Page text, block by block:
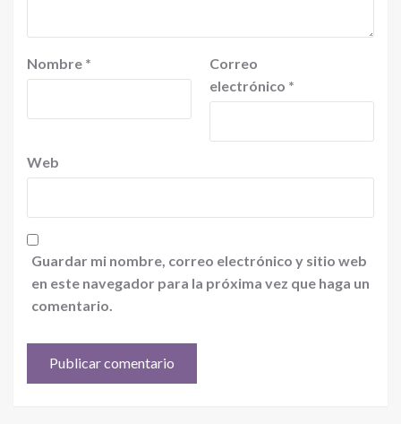
Nombre *
Correo
electrónico *
Web
Guardar mi nombre, correo electrónico y sitio web
en este navegador para la próxima vez que haga un
comentario.